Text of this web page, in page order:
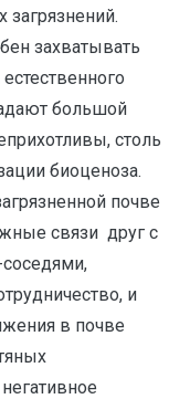
загрязнений.
захватывать
большой
столь
биоценоза.
почве
связи друг с
и
в почве